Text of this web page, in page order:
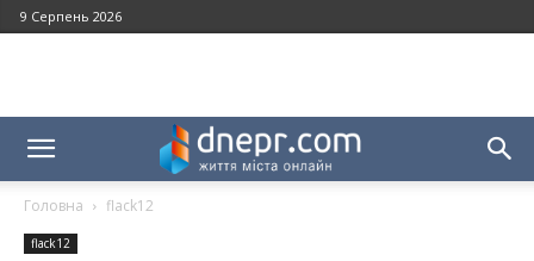
9 Серпень 2026
Головна flack12
flack12